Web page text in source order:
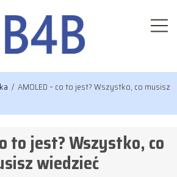
/ AMOLED – co to jest? Wszystko, co musisz
to jest? Wszystko, co
wiedzieć